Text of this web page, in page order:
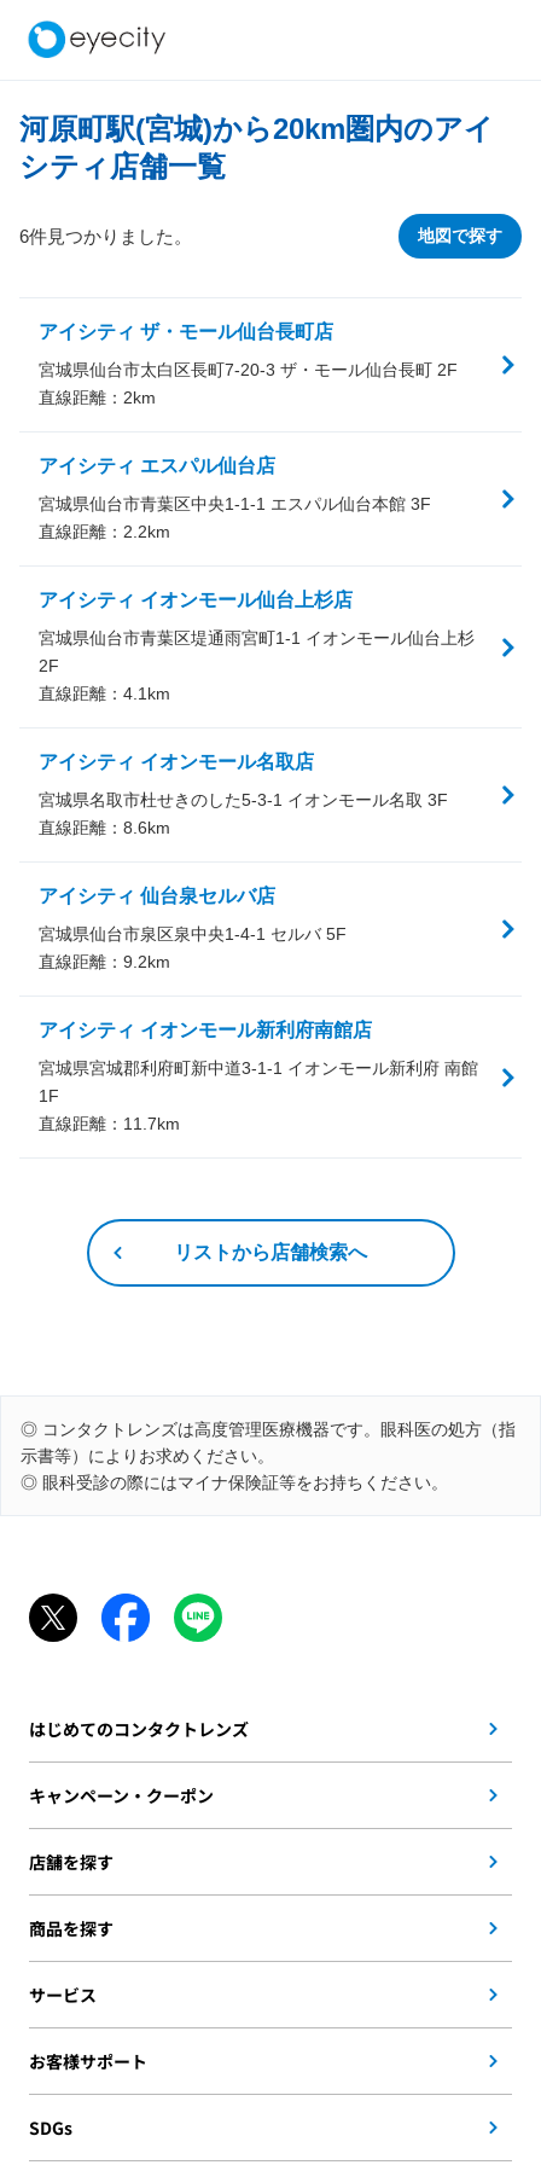
河原町駅(宮城)から20km圏内のアイ
シティ店舗一覧
地図で探す
6件見つかりました。
アイシティ ザ・モール仙台長町店
宮城県仙台市太白区長町7-20-3 ザ・モール仙台長町 2F
直線距離： 2km
アイシティ エスパル仙台店
宮城県仙台市青葉区中央1-1-1 エスパル仙台本館 3F
直線距離： 2.2km
アイシティ イオンモール仙台上杉店
宮城県仙台市青葉区堤通雨宮町1-1 イオンモール仙台上杉
2F
直線距離： 4.1 km
アイシティ イオンモール名取店
宮城県名取市杜せきのした5-3-1 イオンモール名取 3F
直線距離： 8.6km
アイシティ 仙台泉セルバ店
宮城県仙台市泉区泉中央1-4-1 セルバ 5F
直線距離： 9.2km
アイシティ イオンモール新利府南館店
宮城県宮城郡利府町新中道3-1-1 イオンモール新利府 南館
1F
直線距離： 11.7km
リストから店舗検索へ
◎ コンタクトレンズは高度管理医療機器です。眼科医の処方（指
示書等）によりお求めください。
◎ 眼科受診の際にはマイナ保険証等をお持ちください。
はじめてのコンタクトレンズ
キャンペーン・クーポン
店舗を探す
商品を探す
サービス
お客様サポート
SDGs